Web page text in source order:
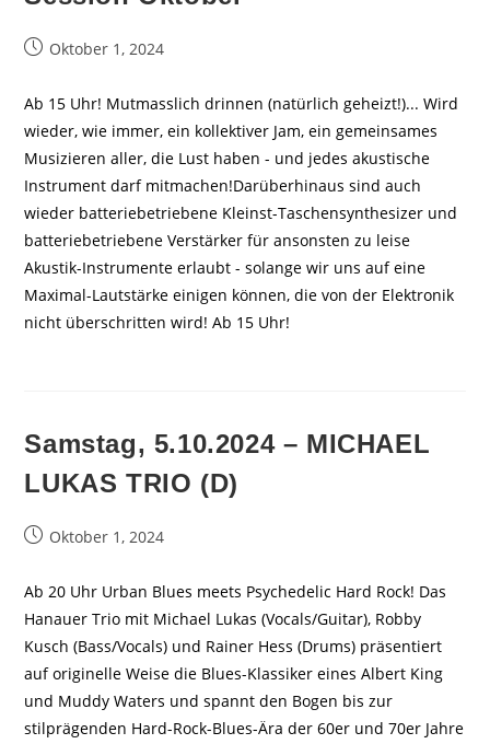
BeitragOktober 1, 2024
Ab 15 Uhr! Mutmasslich drinnen (natürlich geheizt!)... Wird
wieder, wie immer, ein kollektiver Jam, ein gemeinsames
Musizieren aller, die Lust haben - und jedes akustische
Instrument darf mitmachen!Darüberhinaus sind auch
wieder batteriebetriebene Kleinst-Taschensynthesizer und
batteriebetriebene Verstärker für ansonsten zu leise
Akustik-Instrumente erlaubt - solange wir uns auf eine
Maximal-Lautstärke einigen können, die von der Elektronik
nicht überschritten wird! Ab 15 Uhr!
Samstag, 5.10.2024 – MICHAEL
LUKAS TRIO (D)
BeitragOktober 1, 2024
Ab 20 Uhr Urban Blues meets Psychedelic Hard Rock! Das
Hanauer Trio mit Michael Lukas (Vocals/Guitar), Robby
Kusch (Bass/Vocals) und Rainer Hess (Drums) präsentiert
auf originelle Weise die Blues-Klassiker eines Albert King
und Muddy Waters und spannt den Bogen bis zur
stilprägenden Hard-Rock-Blues-Ära der 60er und 70er Jahre